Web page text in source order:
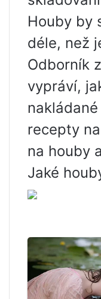
Houby by
déle, než
Odborník
vypráví,
recepty
na houby
Jaké